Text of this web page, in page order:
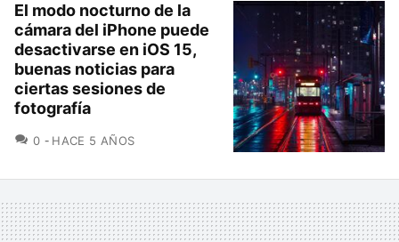
El modo nocturno de la
cámara del iPhone puede
desactivarse en iOS 15,
buenas noticias para
ciertas sesiones de
fotografía
0 COMENTARIOS
HACE 5 AÑOS